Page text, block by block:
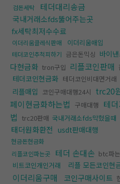
검돈세탁 테더대리송금
국내거래소fds뚫어주는곳
fx세탁최저수수료
이더리움클레식판매 이더리움매입
테더코인추척피하기 금은돈믹싱 바이
다현금화 tron구입 리플코인판매
테더코인현금화 테더코인비대면거래
리플매입 코인구매대행24시 trc20
페이현금화하는법 구매대행 테
법 trc20판매 국내거래소fds막혔을때
태더원화환전 usdt판매대행
현금돈현금화
리플코인파는곳
테더 손대손 btc파
비트코인개인거래
리플 모든코인현
이더리움구매 코인구매사이트